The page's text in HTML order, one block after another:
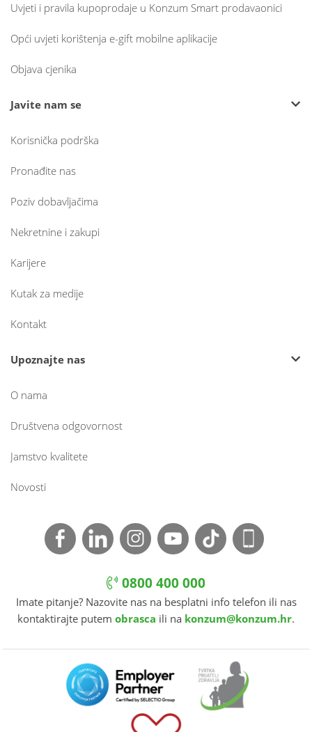
Uvjeti i pravila kupoprodaje u Konzum Smart prodavaonici
Opći uvjeti korištenja e-gift mobilne aplikacije
Objava cjenika
Javite nam se
Korisnička podrška
Pronađite nas
Poziv dobavljačima
Nekretnine i zakupi
Karijere
Kutak za medije
Kontakt
Upoznajte nas
O nama
Društvena odgovornost
Jamstvo kvalitete
Novosti
0800 400 000
Imate pitanje? Nazovite nas na besplatni info telefon ili nas
kontaktirajte putem obrasca ili na konzum@konzum.hr.